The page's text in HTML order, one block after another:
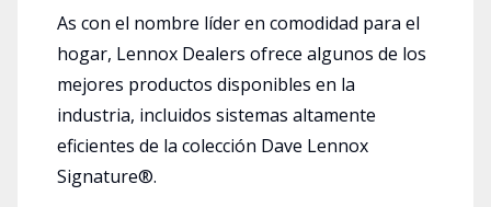
As con el nombre líder en comodidad para el
hogar, Lennox Dealers ofrece algunos de los
mejores productos disponibles en la
industria, incluidos sistemas altamente
eficientes de la colección Dave Lennox
Signature®.